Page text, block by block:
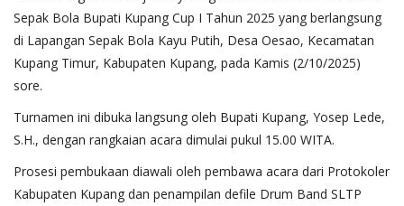
Sepak Bola Bupati Kupang Cup I Tahun 2025 yang berlangsung
di Lapangan Sepak Bola Kayu Putih, Desa Oesao, Kecamatan
Kupang Timur, Kabupaten Kupang, pada Kamis (2/10/2025)
sore.
Turnamen ini dibuka langsung oleh Bupati Kupang, Yosep Lede,
S.H., dengan rangkaian acara dimulai pukul 15.00 WITA.
Prosesi pembukaan diawali oleh pembawa acara dari Protokoler
Kabupaten Kupang dan penampilan defile Drum Band SLTP